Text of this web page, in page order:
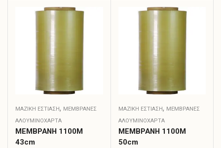
ΜΑΖΙΚΗ ΕΣΤΙΑΣΗ, ΜΕΜΒΡΆΝΕΣ
ΑΛΟΥΜΙΝΌΧΑΡΤΑ
ΜΕΜΒΡΑΝΗ 1100Μ
43cm
ΜΑΖΙΚΗ ΕΣΤΙΑΣΗ, ΜΕΜΒΡΆΝΕΣ
ΑΛΟΥΜΙΝΌΧΑΡΤΑ
ΜΕΜΒΡΑΝΗ 1100Μ
50cm